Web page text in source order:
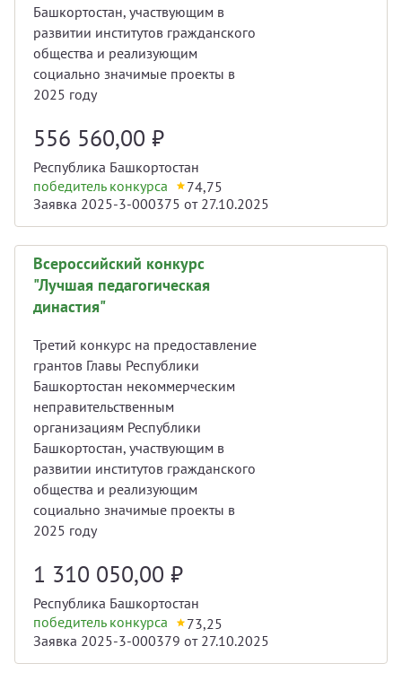
Башкортостан, участвующим в
развитии институтов гражданского
общества и реализующим
социально значимые проекты в
2025 году
556 560,00 ₽
Республика Башкортостан
победитель конкурса
74,75
Заявка 2025-3-000375 от 27.10.2025
Всероссийский конкурс
"Лучшая педагогическая
династия"
Третий конкурс на предоставление
грантов Главы Республики
Башкортостан некоммерческим
неправительственным
организациям Республики
Башкортостан, участвующим в
развитии институтов гражданского
общества и реализующим
социально значимые проекты в
2025 году
1 310 050,00 ₽
Республика Башкортостан
победитель конкурса
73,25
Заявка 2025-3-000379 от 27.10.2025